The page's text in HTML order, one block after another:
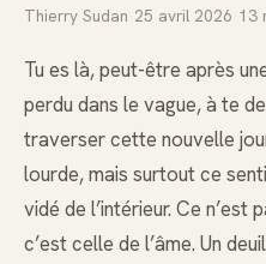
Thierry Sudan 25 avril 2026 13
Tu es là, peut-être après
perdu dans le vague, à te
traverser cette nouvelle
lourde, mais surtout ce
vidé de l’intérieur. Ce
c’est celle de l’âme. Un